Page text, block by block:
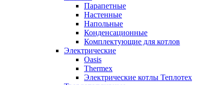
Парапетные
Настенные
Напольные
Конденсационные
Комплектующие для котлов
Электрические
Oasis
Thermex
Электрические котлы Теплотех